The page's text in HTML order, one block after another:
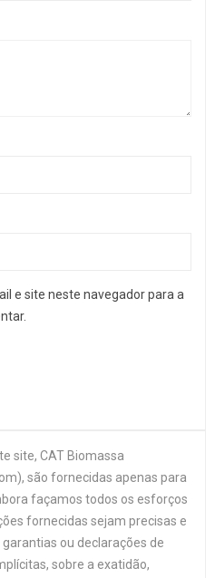
e site neste navegador para a
site, CAT Biomassa
são fornecidas apenas para
façamos todos os esforços
fornecidas sejam precisas e
ou declarações de
sobre a exatidão,